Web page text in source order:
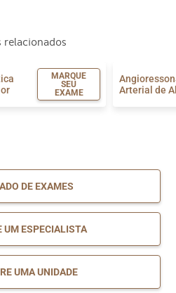
relacionados
MARQUE
SEU
EXAME
Arterial de
DE EXAMES
UM ESPECIALISTA
UMA UNIDADE